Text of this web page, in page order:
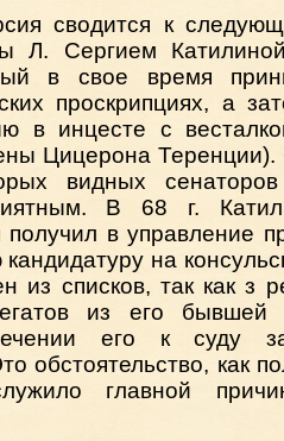
сводится к
Л. Сергием
в свое время
проскрипциях, а
в инцесте с
Цицерона Теренции).
видных
В 68 г.
получил в управление
на
из списков, так как з
из его бывшей
его к суду
обстоятельство, как
главной